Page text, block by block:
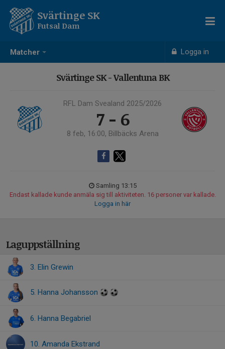
Matcher Logga in
Svärtinge SK
Futsal Dam
Svärtinge SK - Vallentuna BK
RFL Dam Svealand 2025/2026
7 - 6
8 feb, 16:00, Billbäcks Arena
Samling 13:15
Endast kallade kunde anmäla sig till aktiviteten. 16 personer var kallade.
Logga in här
Laguppställning
3. Elin Grewin
5. Hanna Johansson
6. Hanna Begabriel
10. Amanda Ekstrand